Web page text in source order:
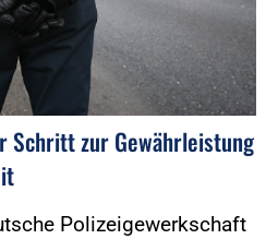
Schritt zur Gewährleistung
Polizeigewerkschaft